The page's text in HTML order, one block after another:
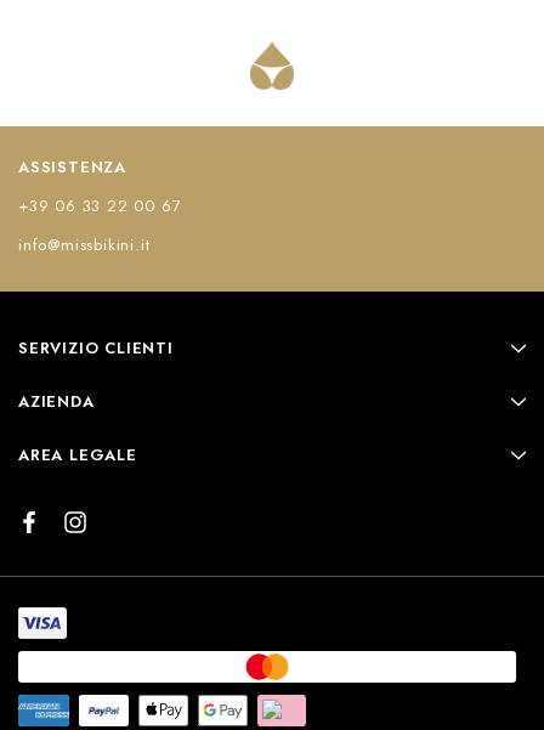
ASSISTENZA
+39 06 33 22 00 67
info@missbikini.it
SERVIZIO CLIENTI
AZIENDA
AREA LEGALE